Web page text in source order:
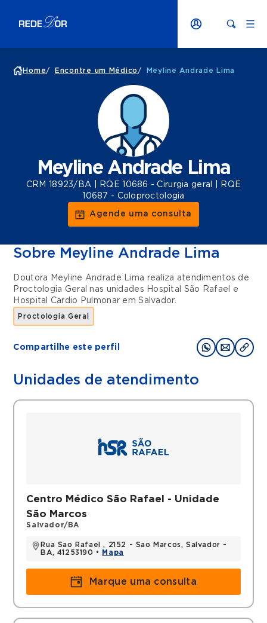
Home/ Encontre um Médico / Meyline Andrade Lima
Meyline Andrade Lima
CRM 18923/BA | RQE 10686 - Cirurgia geral | RQE
10687 - Coloproctologia
Agende uma consulta
Sobre Meyline Andrade Lima
Doutora Meyline Andrade Lima realiza atendimentos de
Proctologia Geral
nas unidades Hospital São Rafael
e
Hospital Cardio Pulmonar emSalvador.
Proctologia Geral
Compartilhe este perfil
Unidades de atendimento
Centro Médico São Rafael - Unidade
São Marcos
Salvador/BA
Rua Sao Rafael , 2152 - Sao Marcos, Salvador -
BA, 41253190 •
Mapa
Marque uma consulta